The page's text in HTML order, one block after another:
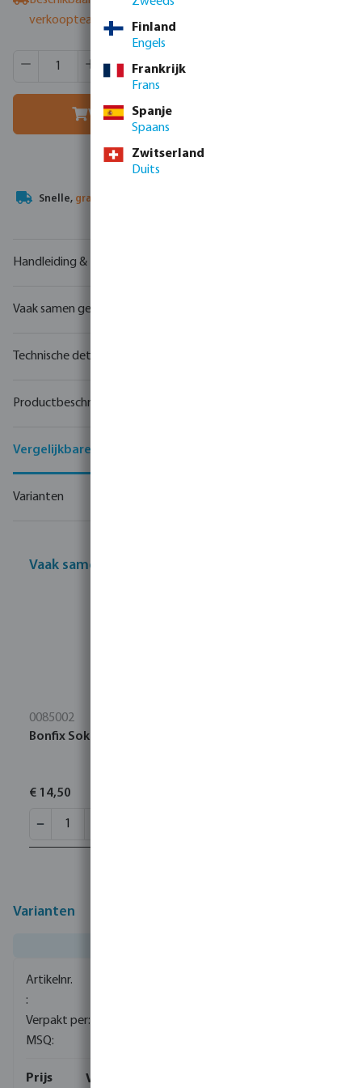
verkoopteam
Producthoeveelheid: Voer de gewenste hoeveelheid in of
MSQ:
Voeg toe aan winkelmandje
Uw
Handleiding & tekeningen
Vaak samen gekocht
Technische details
Productbeschrijving
Vergelijkbare producten
Varianten
Vaak samen gekocht
0085002
Bonfix Sok RVS 316L 22 mm pers KIWA
€ 14,50
Varianten
Finland
Engels
Frankrijk
Frans
Spanje
Spaans
Zwitserland
Duits